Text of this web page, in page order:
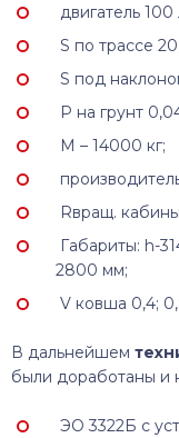
двигатель 100
S по трассе
S под
Р на грунт
M – 14000 кг;
Rвращ.
Габариты: h-
2800 мм;
V ковша 0,4;
В дальнейшем
были доработаны и
ЭО 3322Б с